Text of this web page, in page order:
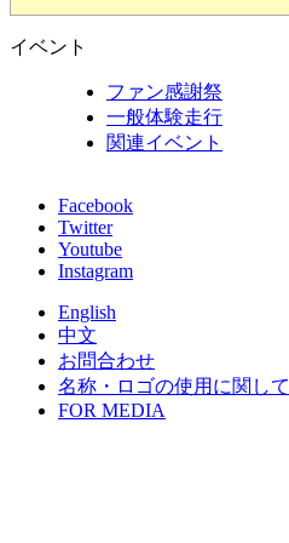
イベント
ファン感謝祭
一般体験走行
関連イベント
Facebook
Twitter
Youtube
Instagram
English
中文
お問合わせ
名称・ロゴの使用に関して
FOR MEDIA